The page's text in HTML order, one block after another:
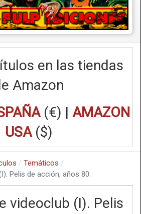
en las tiendas
Amazon
(€) | AMAZON
USA($)
Temáticos
Pelis de acción, años 80.
videoclub (I). Pelis